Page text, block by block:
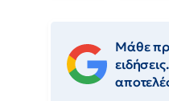
Μάθε